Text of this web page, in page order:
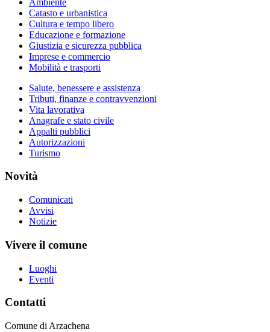
Catasto e urbanistica
Cultura e tempo libero
Educazione e formazione
Giustizia e sicurezza pubblica
Imprese e commercio
Mobilità e trasporti
Salute, benessere e assistenza
Tributi, finanze e contravvenzioni
Vita lavorativa
Anagrafe e stato civile
Appalti pubblici
Autorizzazioni
Turismo
Novità
Comunicati
Avvisi
Notizie
Vivere il comune
Luoghi
Eventi
Contatti
Comune di Arzachena